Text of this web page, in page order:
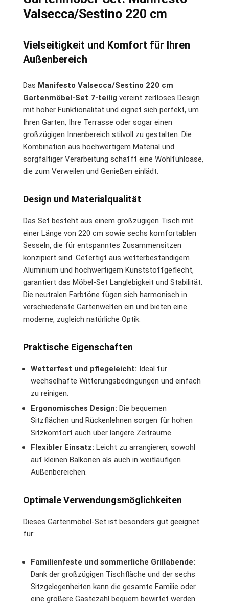
Valsecca/Sestino 220 cm
Vielseitigkeit und Komfort für Ihren
Außenbereich
Das Manifesto Valsecca/Sestino 220 cm
Gartenmöbel-Set 7-teilig vereint zeitloses Design
mit hoher Funktionalität und eignet sich perfekt, um
Ihren Garten, Ihre Terrasse oder sogar einen
großzügigen Innenbereich stilvoll zu gestalten. Die
Kombination aus hochwertigem Material und
sorgfältiger Verarbeitung schafft eine Wohlfühloase,
die zum Verweilen und Genießen einlädt.
Design und Materialqualität
Das Set besteht aus einem großzügigen Tisch mit
einer Länge von 220 cm sowie sechs komfortablen
Sesseln, die für entspanntes Zusammensitzen
konzipiert sind. Gefertigt aus wetterbeständigem
Aluminium und hochwertigem Kunststoffgeflecht,
garantiert das Möbel-Set Langlebigkeit und Stabilität.
Die neutralen Farbtöne fügen sich harmonisch in
verschiedenste Gartenwelten ein und bieten eine
moderne, zugleich natürliche Optik.
Praktische Eigenschaften
Wetterfest und pflegeleicht: Ideal für
wechselhafte Witterungsbedingungen und einfach
zu reinigen.
Ergonomisches Design: Die bequemen
Sitzflächen und Rückenlehnen sorgen für hohen
Sitzkomfort auch über längere Zeiträume.
Flexibler Einsatz: Leicht zu arrangieren, sowohl
auf kleinen Balkonen als auch in weitläufigen
Außenbereichen.
Optimale Verwendungsmöglichkeiten
Dieses Gartenmöbel-Set ist besonders gut geeignet
für:
Familienfeste und sommerliche Grillabende:
Dank der großzügigen Tischfläche und der sechs
Sitzgelegenheiten kann die gesamte Familie oder
eine größere Gästezahl bequem bewirtet werden.